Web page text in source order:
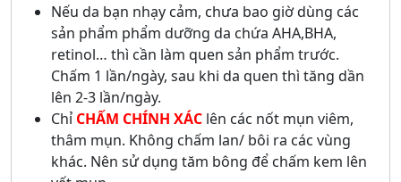
Nếu da bạn nhạy cảm, chưa bao giờ dùng các
sản phẩm phẩm dưỡng da chứa AHA,BHA,
retinol… thì cần làm quen sản phẩm trước.
Chấm 1 lần/ngày, sau khi da quen thì tăng dần
lên 2-3 lần/ngày.
Chỉ CHẤM CHÍNH XÁC lên các nốt mụn viêm,
thâm mụn. Không chấm lan/ bôi ra các vùng
khác. Nên sử dụng tăm bông để chấm kem lên